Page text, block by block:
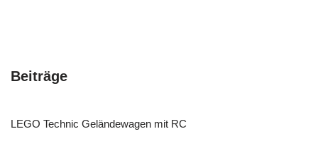
Beiträge
LEGO Technic Geländewagen mit RC